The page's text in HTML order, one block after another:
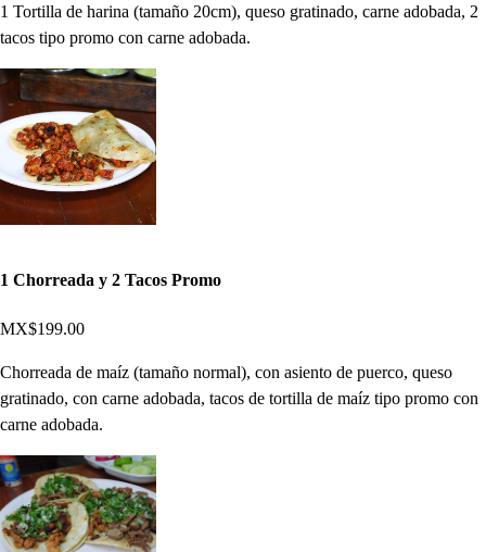
1 Tortilla de harina (tamaño 20cm), queso gratinado, carne adobada, 2
tacos tipo promo con carne adobada.
1 Chorreada y 2 Tacos Promo
MX$199.00
Chorreada de maíz (tamaño normal), con asiento de puerco, queso
gratinado, con carne adobada, tacos de tortilla de maíz tipo promo con
carne adobada.